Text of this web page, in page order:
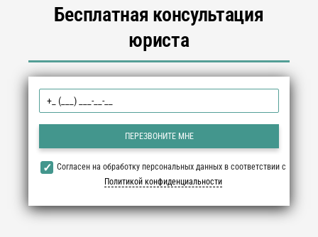
Бесплатная консультация
юриста
Согласен на обработку персональных данных в соответствии с
Политикой конфиденциальности